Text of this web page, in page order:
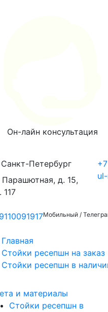
Он-лайн консультация
Санкт-Петербург
Парашютная, д. 15,
117
Мобильный /
Главная
Стойки ресепшн на заказ
Стойки ресепшн в
и материалы
Стойки ресепшн в